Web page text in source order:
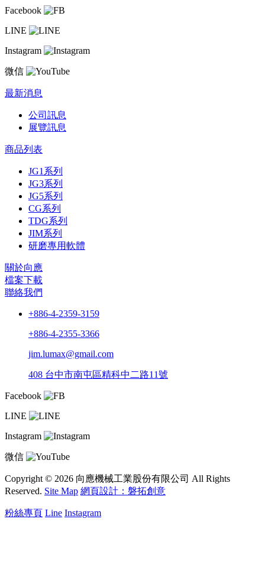
Facebook
LINE
Instagram
微信
最新消息
公司訊息
展覽訊息
商品列表
JG1系列
JG3系列
JG5系列
CG系列
TDG系列
JIM系列
研磨專用軟體
關於向應
檔案下載
聯絡我們
+886-4-2359-3159
+886-4-2355-3366
jim.lumax@gmail.com
408 台中市南屯區精科中二路11號
Facebook
LINE
Instagram
微信
Copyright © 2026 向應機械工業股份有限公司 All Rights
Reserved. Site Map 網頁設計：磐拓創意
粉絲專頁 Line Instagram